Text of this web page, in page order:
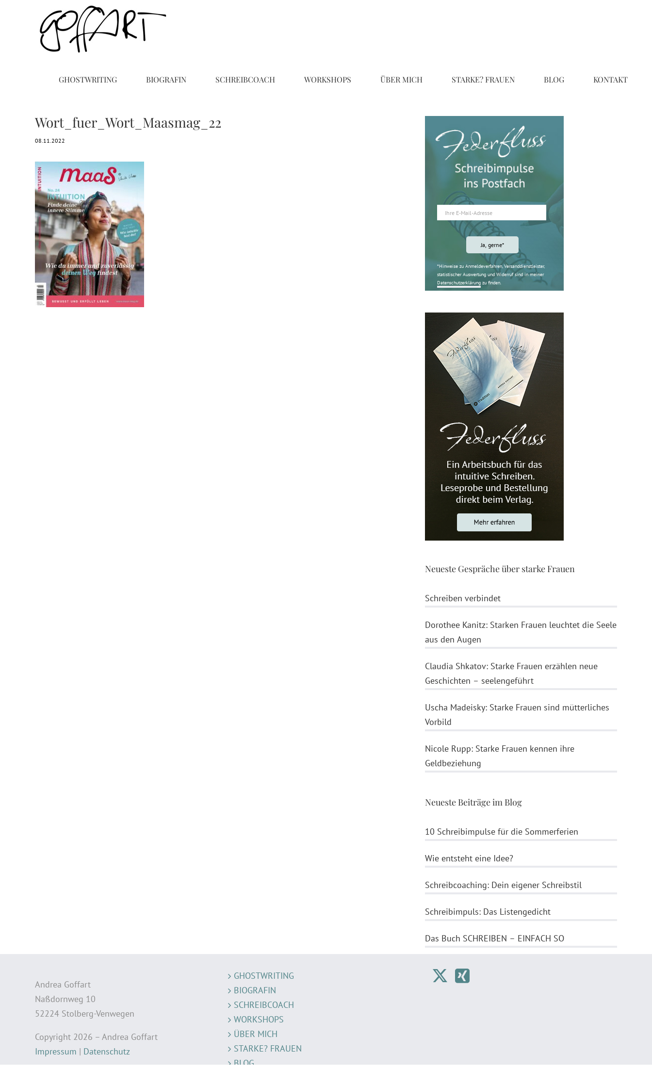
GHOSTWRITING BIOGRAFIN SCHREIBCOACH WORKSHOPS ÜBER MICH STARKE? FRAUEN BLOG KONTAKT
Wort_fuer_Wort_Maasmag_22
08.11.2022
*Hinweise zu Anmeldeverfahren, Versanddienstleister,
statistischer Auswertung und Widerruf sind in meiner
Datenschutzerklärung zu finden.
Neueste Gespräche über starke Frauen
Schreiben verbindet
Dorothee Kanitz: Starken Frauen leuchtet die Seele
aus den Augen
Claudia Shkatov: Starke Frauen erzählen neue
Geschichten – seelengeführt
Uscha Madeisky: Starke Frauen sind mütterliches
Vorbild
Nicole Rupp: Starke Frauen kennen ihre
Geldbeziehung
Neueste Beiträge im Blog
10 Schreibimpulse für die Sommerferien
Wie entsteht eine Idee?
Schreibcoaching: Dein eigener Schreibstil
Schreibimpuls: Das Listengedicht
Das Buch SCHREIBEN – EINFACH SO
Andrea Goffart
Naßdornweg 10
52224 Stolberg-Venwegen
Copyright 2026 – Andrea Goffart
Impressum | Datenschutz
GHOSTWRITING
BIOGRAFIN
SCHREIBCOACH
WORKSHOPS
ÜBER MICH
STARKE? FRAUEN
BLOG